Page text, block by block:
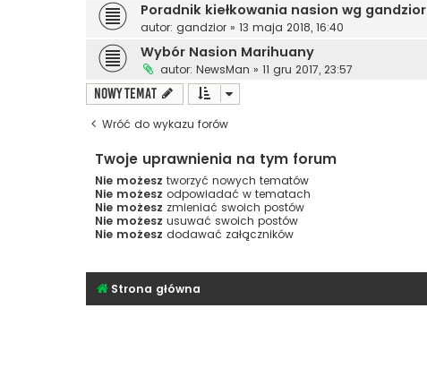
Poradnik kiełkowania nasion wg gandzior
autor: gandzior » 13 maja 2018, 16:40
Wybór Nasion Marihuany
autor: NewsMan » 11 gru 2017, 23:57
NOWY TEMAT
Wróć do wykazu forów
Twoje uprawnienia na tym forum
Nie możesz tworzyć nowych tematów
Nie możesz odpowiadać w tematach
Nie możesz zmieniać swoich postów
Nie możesz usuwać swoich postów
Nie możesz dodawać załączników
Strona główna